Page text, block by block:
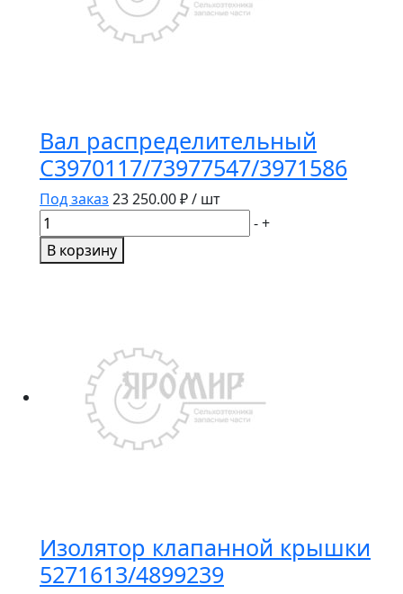
Вал распределительный
C3970117/73977547/3971586
Под заказ 23 250.00₽ / шт
Количество
товара
Вал
-+
В корзину
Изолятор клапанной крышки
5271613/4899239